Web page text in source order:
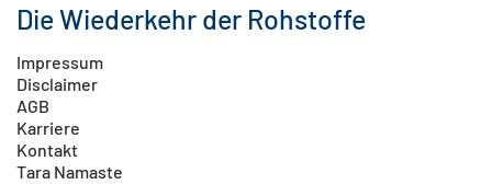
Die Wiederkehr der Rohstoffe
Impressum
Disclaimer
AGB
Karriere
Kontakt
Tara Namaste